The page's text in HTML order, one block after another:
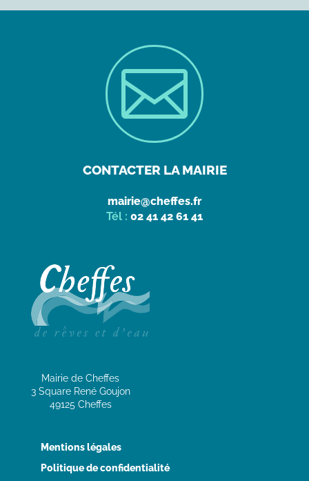

CONTACTER LA MAIRIE
mairie@cheffes.fr
Tél : 02 41 42 61 41
Mairie de Cheffes
3 Square René Goujon
49125 Cheffes
Mentions légales
Politique de confidentialité